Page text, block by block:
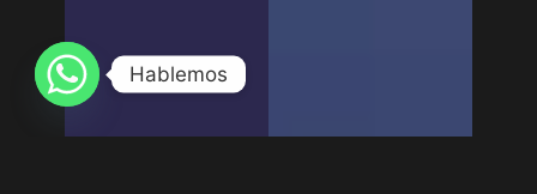
Hablemos